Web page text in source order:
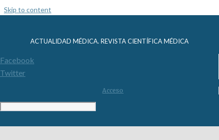
Skip to content
ACTUALIDAD MÉDICA. REVISTA CIENTÍFICA MÉDICA
Facebook
Twitter
Acceso